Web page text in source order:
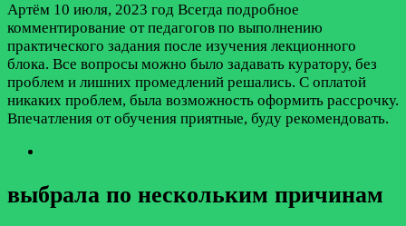
Артём 10 июля, 2023 год Всегда подробное
комментирование от педагогов по выполнению
практического задания после изучения лекционного
блока. Все вопросы можно было задавать куратору, без
проблем и лишних промедлений решались. С оплатой
никаких проблем, была возможность оформить рассрочку.
Впечатления от обучения приятные, буду рекомендовать.
выбрала по нескольким причинам